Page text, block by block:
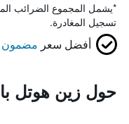
*يشمل المجموع الضرائب
تسجيل المغادرة.
أفضل سعر مضمون
حول زين هوتل